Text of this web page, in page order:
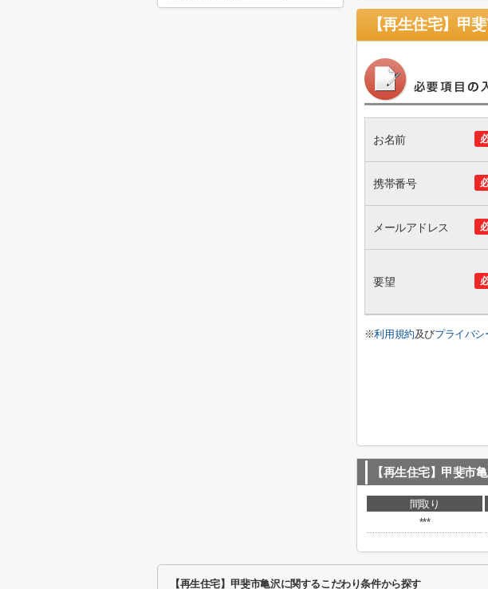
【再生住宅】甲
お名前
携帯番号
メールアドレス
要望
※利用規約及びプライバシ
【再生住宅】甲斐市
間取り
***
【再生住宅】甲斐市亀沢に関するこだわり条件から探す